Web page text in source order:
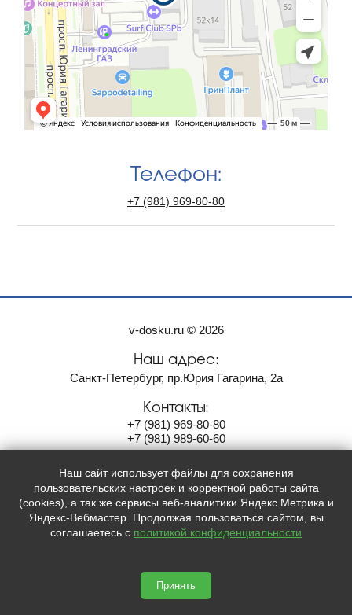
Телефон:
+7 (981) 969-80-80
v-dosku.ru © 2026
Наш адрес:
Санкт-Петербург, пр.Юрия Гагарина, 2а
Контакты:
+7 (981) 969-80-80
+7 (981) 989-60-60
Мы в социальных сетях:
  
сертификату качества Placemark
Наш сайт использует файлы для сохранения
пользовательских настроек и корректной работы сайта
(cookies), а так же сервисы веб-аналитики Яндекс.Метрика и
Яндекс-Вебмастер. Продолжая пользоваться сайтом, вы
соглашаетесь с политикой конфиденциальности
Принять